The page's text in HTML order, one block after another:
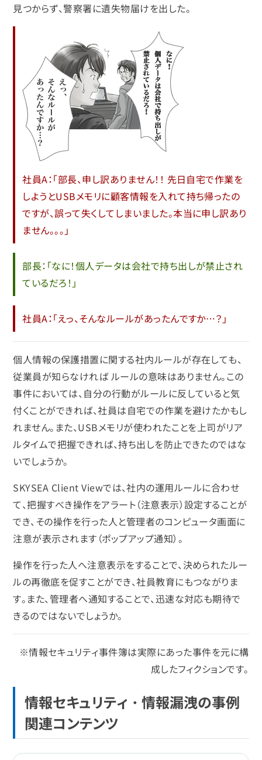
見つからず、警察署に遺失物届けを出した。
社員A：「部長、申し訳ありません！！ 先日自宅で作業を
しようとUSBメモリに顧客情報を入れて持ち帰ったの
ですが、誤って失くしてしまいました。本当に申し訳あり
ません。。。」
部長：「なに！個人データは会社で持ち出しが禁止され
ているだろ！」
社員A：「えっ、そんなルールがあったんですか…？」
個人情報の保護措置に関する社内ルールが存在しても、
従業員が知らなければ ルールの意味はありません。この
事件においては、自分の行動がルールに反していると気
付くことができれば、社員は自宅での作業を避けたかもし
れません。また、USBメモリが使われたことを上司がリア
ルタイムで把握できれば、持ち出しを防止できたのではな
いでしょうか。
SKYSEA Client Viewでは、社内の運用ルールに合わせ
て、把握すべき操作をアラート（注意表示）設定することが
でき、その操作を行った人と管理者のコンピュータ画面に
注意が表示されます（ポップアップ通知）。
操作を行った人へ注意表示をすることで、決められたルー
ルの再徹底を促すことができ、社員教育にもつながりま
す。また、管理者へ通知することで、迅速な対応も期待で
きるのではないでしょうか。
※情報セキュリティ事件簿は実際にあった事件を元に構
成したフィクションです。
情報セキュリティ・情報漏洩の事例
関連コンテンツ